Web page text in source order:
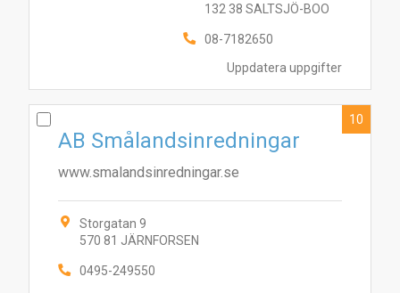
Uppdatera uppgifter
132 38 SALTSJÖ-BOO
08-7182650
AB Smålandsinredningar
www.smalandsinredningar.se
Storgatan 9
570 81 JÄRNFORSEN
0495-249550
10